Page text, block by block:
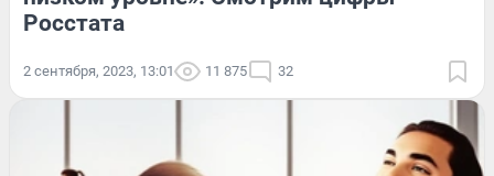
Росстата
2 сентября, 2023, 13:01 11 875 32